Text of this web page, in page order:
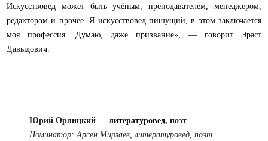
Искусствовед может быть учёным, преподавателем, менеджером,
редактором и прочее. Я искусствовед пишущий, в этом заключается
моя профессия. Думаю, даже призвание», — говорит Эраст
Давыдович.
Юрий Орлицкий— литературовед, поэт
Номинатор: Арсен Мирзаев, литературовед, поэт